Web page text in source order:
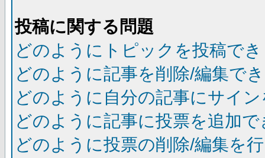
投稿に関する問題
どのようにトピックを投稿で
どのように記事を削除/編集で
どのように自分の記事にサイ
どのように記事に投票を追加
どのように投票の削除/編集を